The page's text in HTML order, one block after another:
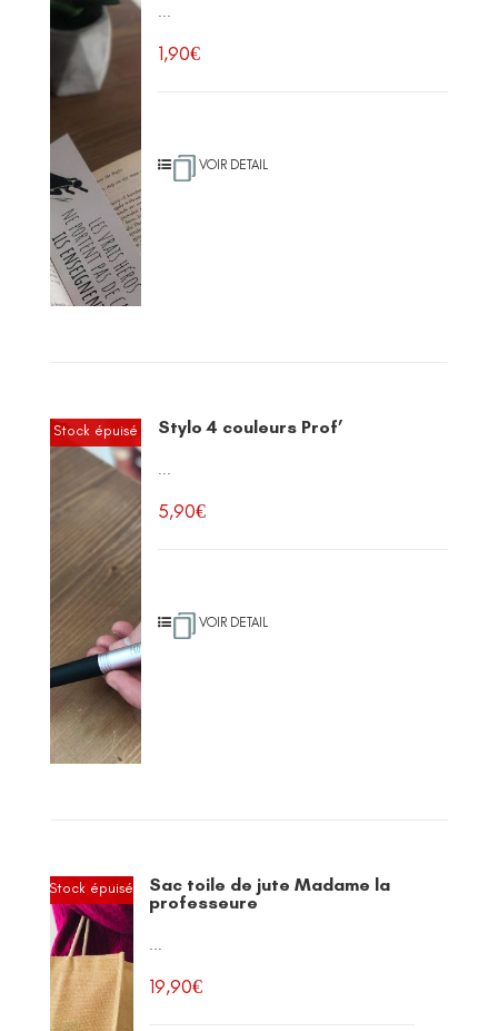
...
1,90€
VOIR DETAIL
Stock épuisé Stylo 4 couleurs Prof’
...
5,90€
VOIR DETAIL
Stock épuisé
Sac toile de jute Madame la
professeure
...
19,90€